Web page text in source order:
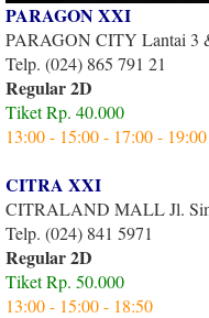
PARAGON XXI
PARAGON CITY Lantai 3
Telp. (024) 865 791 21
Regular 2D
Tiket Rp. 40.000
13:00 - 15:00 - 17:00 - 19:00
CITRA XXI
CITRALAND MALL Jl.
Telp. (024) 841 5971
Regular 2D
Tiket Rp. 50.000
13:00 - 15:00 - 18:50